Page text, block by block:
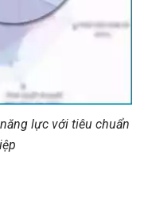
lực với tiêu chuẩn